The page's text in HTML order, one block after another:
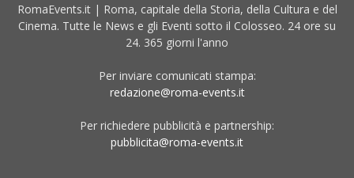
RomaEvents.it | Roma, capitale della Storia, della Cultura e del
Cinema. Tutte le News e gli Eventi sotto il Colosseo. 24 ore su
24. 365 giorni l'anno
Per inviare comunicati stampa:
redazione@roma-events.it
Per richiedere pubblicità e partnership:
pubblicita@roma-events.it